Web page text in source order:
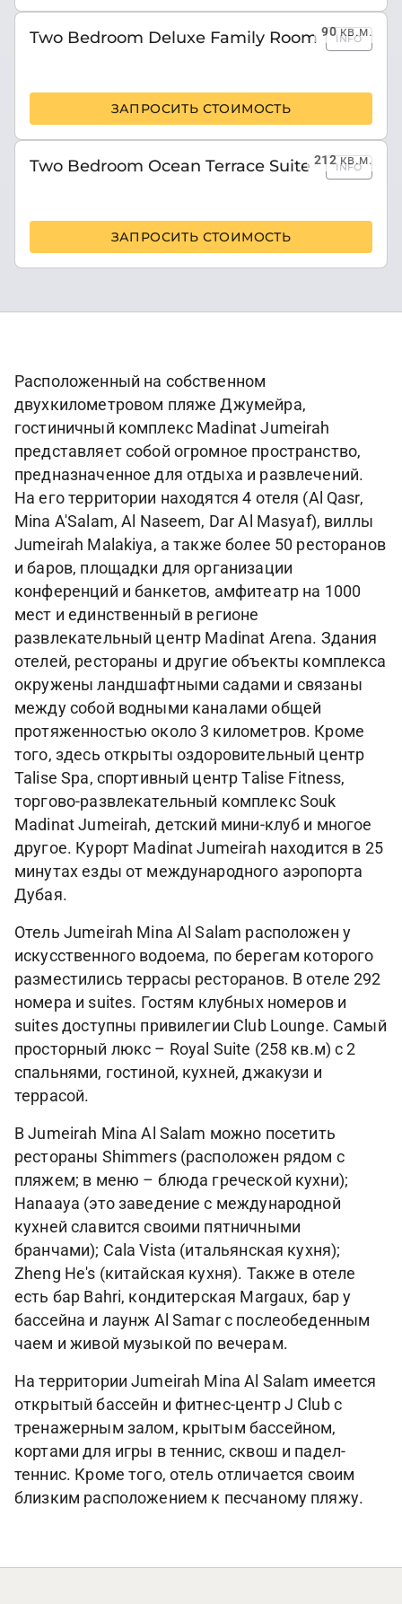
90кв.м.
Two Bedroom Deluxe Family Room INFO
ЗАПРОСИТЬ СТОИМОСТЬ
212кв.м.
Two Bedroom Ocean Terrace Suite INFO
ЗАПРОСИТЬ СТОИМОСТЬ
Расположенный на собственном
двухкилометровом пляже Джумейра,
гостиничный комплекс Madinat Jumeirah
представляет собой огромное пространство,
предназначенное для отдыха и развлечений.
На его территории находятся 4 отеля (Al Qasr,
Mina A'Salam, Al Naseem, Dar Al Masyaf), виллы
Jumeirah Malakiya, а также более 50 ресторанов
и баров, площадки для организации
конференций и банкетов, амфитеатр на 1000
мест и единственный в регионе
развлекательный центр Madinat Arena. Здания
отелей, рестораны и другие объекты комплекса
окружены ландшафтными садами и связаны
между собой водными каналами общей
протяженностью около 3 километров. Кроме
того, здесь открыты оздоровительный центр
Talise Spa, спортивный центр Talise Fitness,
торгово-развлекательный комплекс Souk
Madinat Jumeirah, детский мини-клуб и многое
другое. Курорт Madinat Jumeirah находится в 25
минутах езды от международного аэропорта
Дубая.
Отель Jumeirah Mina Al Salam расположен у
искусственного водоема, по берегам которого
разместились террасы ресторанов. В отеле 292
номера и suites. Гостям клубных номеров и
suites доступны привилегии Club Lounge. Самый
просторный люкс – Royal Suite (258 кв.м) с 2
спальнями, гостиной, кухней, джакузи и
террасой.
В Jumeirah Mina Al Salam можно посетить
рестораны Shimmers (расположен рядом с
пляжем; в меню – блюда греческой кухни);
Hanaaya (это заведение с международной
кухней славится своими пятничными
бранчами); Cala Vista (итальянская кухня);
Zheng He's (китайская кухня). Также в отеле
есть бар Bahri, кондитерская Margaux, бар у
бассейна и лаунж Al Samar с послеобеденным
чаем и живой музыкой по вечерам.
На территории Jumeirah Mina Al Salam имеется
открытый бассейн и фитнес-центр J Club с
тренажерным залом, крытым бассейном,
кортами для игры в теннис, сквош и падел-
теннис. Кроме того, отель отличается своим
близким расположением к песчаному пляжу.